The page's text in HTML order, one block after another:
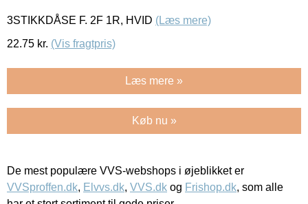
3STIKKDÅSE F. 2F 1R, HVID (Læs mere)
22.75 kr. (Vis fragtpris)
Læs mere »
Køb nu »
De mest populære VVS-webshops i øjeblikket er
VVSproffen.dk, Elvvs.dk, VVS.dk og Frishop.dk, som alle